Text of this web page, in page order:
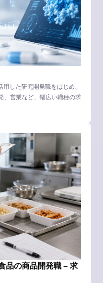
した研究開発職をはじめ、
、営業など、幅広い職種の求
品の商品開発職 – 求